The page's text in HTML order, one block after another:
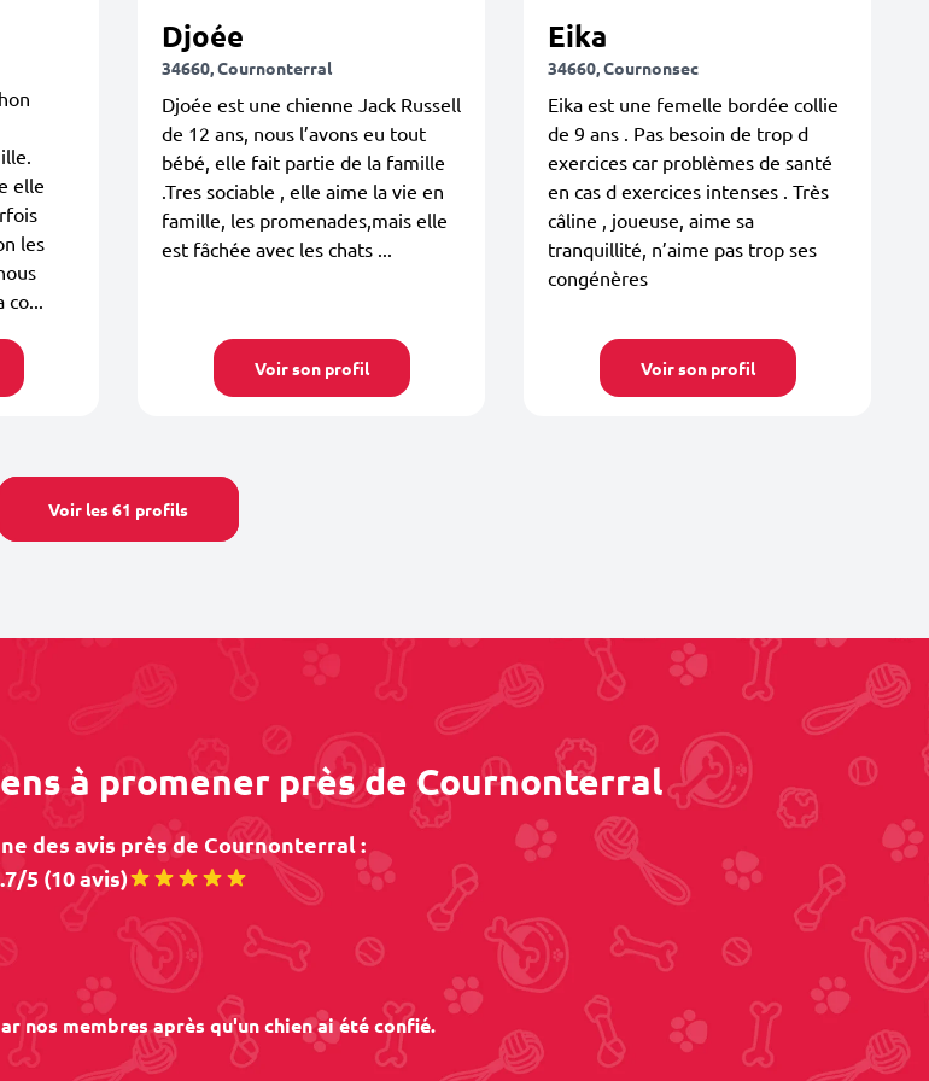
elle
les
co...
Djoée
34660, Cournonterral
Djoée est une chienne Jack Russell
de 12 ans, nous l’avons eu tout
bébé, elle fait partie de la famille
.Tres sociable , elle aime la vie en
famille, les promenades,mais elle
est fâchée avec les chats ...
Voir son profil
Eika
34660, Cournonsec
Eika est une femelle bordée collie
de 9 ans . Pas besoin de trop d
exercices car problèmes de santé
en cas d exercices intenses . Très
câline , joueuse, aime sa
tranquillité, n’aime pas trop ses
congénères
Voir son profil
Voir les 61 profils
à promener près de Cournonterral
des avis près de Cournonterral :
5 (10 avis)
nos membres après qu'un chien ai été confié.